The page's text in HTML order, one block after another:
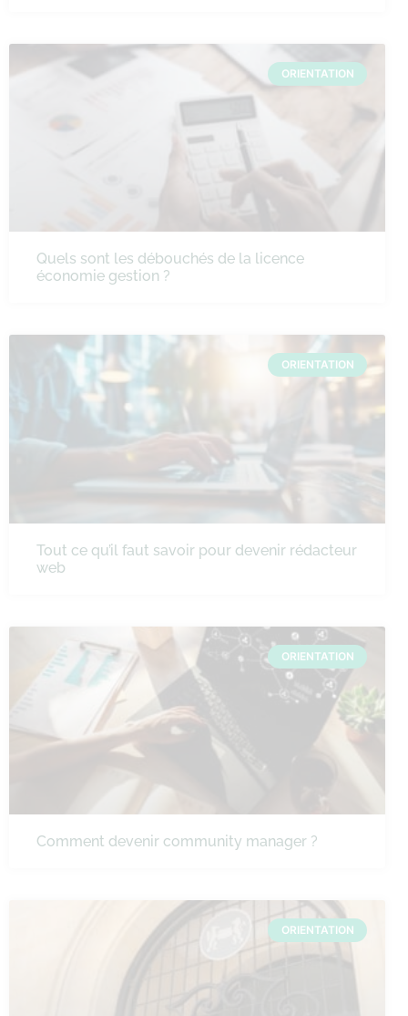
ORIENTATION
Quels sont les débouchés de la licence
économie gestion ?
ORIENTATION
Tout ce qu’il faut savoir pour devenir rédacteur
web
ORIENTATION
Comment devenir community manager ?
ORIENTATION